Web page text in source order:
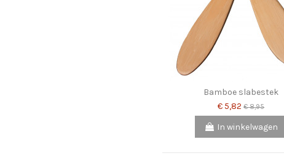
Bamboe slabestek
€ 5,82€ 8,95
In winkelwagen